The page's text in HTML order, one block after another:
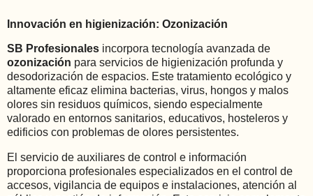
Innovación en higienización: Ozonización
SB Profesionales incorpora tecnología avanzada de
ozonización para servicios de higienización profunda y
desodorización de espacios. Este tratamiento ecológico y
altamente eficaz elimina bacterias, virus, hongos y malos
olores sin residuos químicos, siendo especialmente
valorado en entornos sanitarios, educativos, hosteleros y
edificios con problemas de olores persistentes.
El servicio de auxiliares de control e información
proporciona profesionales especializados en el control de
accesos, vigilancia de equipos e instalaciones, atención al